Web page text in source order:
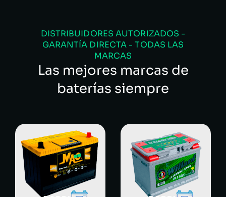
DISTRIBUIDORES AUTORIZADOS -
GARANTÍA DIRECTA - TODAS LAS
MARCAS
Las mejores marcas de
baterías siempre